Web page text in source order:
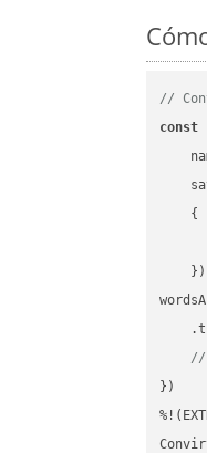
//
const
    {
    })
//
})